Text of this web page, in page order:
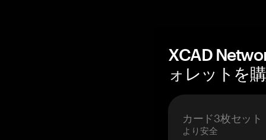
XCAD
ォレットを
カード3枚セット
より安全